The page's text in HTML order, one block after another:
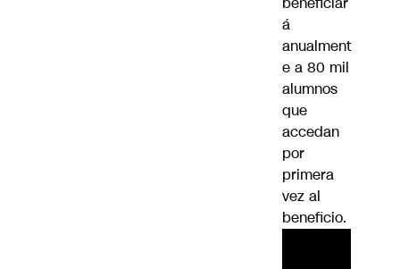
á
anualment
e a 80 mil
alumnos
que
accedan
por
primera
vez al
beneficio.